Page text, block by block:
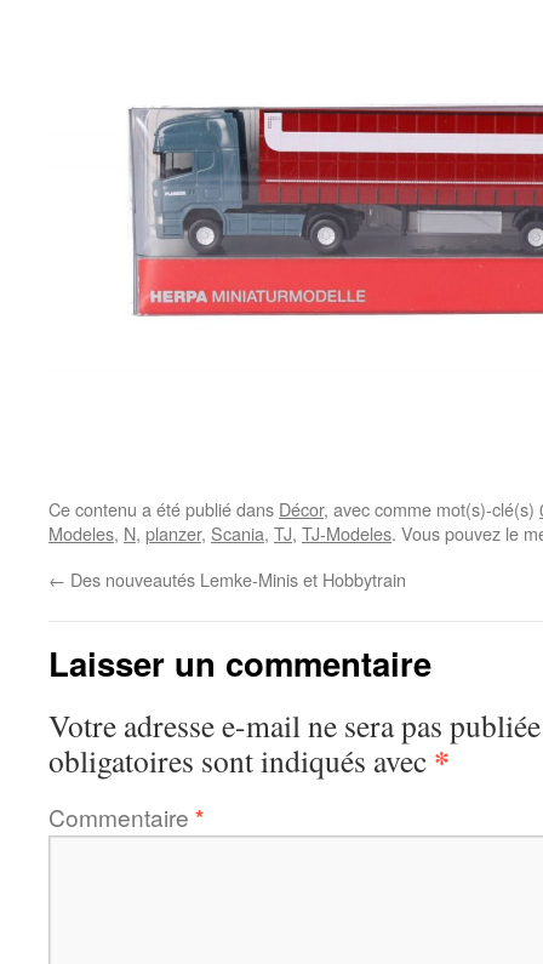
Ce contenu a été publié dans Décor, avec comme mot(s)-clé(s)
Modeles, N, planzer, Scania, TJ, TJ-Modeles. Vous pouvez le
← Des nouveautés Lemke-Minis et Hobbytrain
Laisser un commentaire
Votre adresse e-mail ne sera pas
obligatoires sont indiqués avec *
Commentaire *